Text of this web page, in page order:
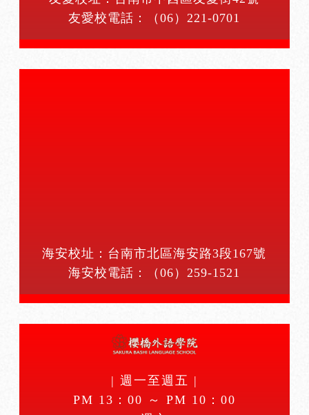
友愛校電話：
（06）221-0701
海安校址：台南市北區海安路3段167號
海安校電話：
（06）259-1521
| 週一至週五 |
PM 13：00 ～ PM 10：00